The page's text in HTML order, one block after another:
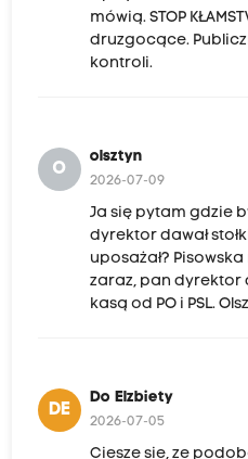
mówią. STOP
druzgocące.
kontroli.
O
olsztyn
2026-07-09
Ja się pytam gdzie
dyrektor dawał
uposażał?
zaraz, pan dyrektor
kasą od PO i PSL.
DE
Do Elzbiety
2026-07-05
Ciesze sie, ze